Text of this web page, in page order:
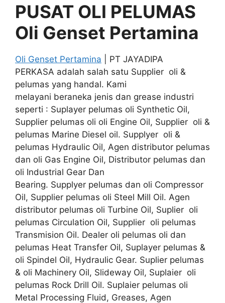
PUSAT OLI PELUMAS
Oli Genset Pertamina
Oli Genset Pertamina | PT JAYADIPA
PERKASA adalah salah satu Supplier oli &
pelumas yang handal. Kami
melayani beraneka jenis dan grease industri
seperti : Suplayer pelumas oli Synthetic Oil,
Supplier pelumas oli oli Engine Oil, Supplier oli &
pelumas Marine Diesel oil. Supplyer oli &
pelumas Hydraulic Oil, Agen distributor pelumas
dan oli Gas Engine Oil, Distributor pelumas dan
oli Industrial Gear Dan
Bearing. Supplyer pelumas dan oli Compressor
Oil, Supplier pelumas oli Steel Mill Oil. Agen
distributor pelumas oli Turbine Oil, Suplier oli
pelumas Circulation Oil, Supplier oli pelumas
Transmision Oil. Dealer oli pelumas oli dan
pelumas Heat Transfer Oil, Suplayer pelumas &
oli Spindel Oil, Hydraulic Gear. Suplier pelumas
& oli Machinery Oil, Slideway Oil, Suplaier oli
pelumas Rock Drill Oil. Suplaier pelumas oli
Metal Processing Fluid, Greases, Agen